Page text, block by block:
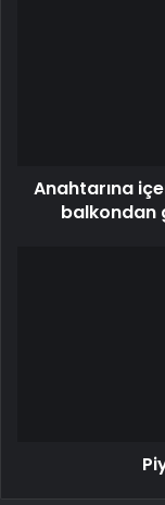
Anahtarına
balkondan